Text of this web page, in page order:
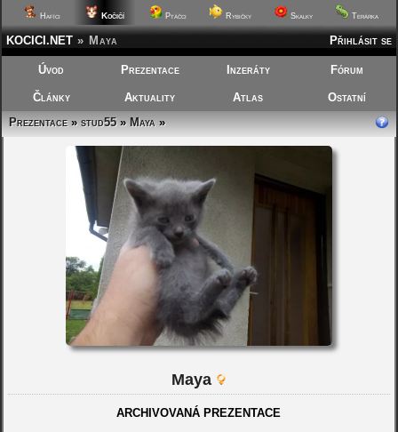
Hafíci Kočičí Ptáčci Rybičky Skalky Terárka
Přihlásit se
KOCICI.NET » Maya
Úvod Prezentace Inzeráty Fórum
Články Aktuality Atlas
Ostatní
Prezentace»stud55»Maya»
Maya
ARCHIVOVANÁ PREZENTACE